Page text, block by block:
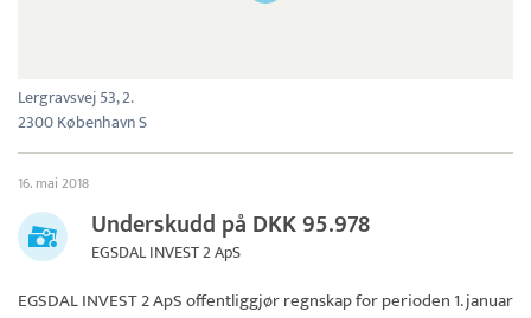
Lergravsvej 53, 2.
2300 København S
16. mai 2018
Underskudd på DKK 95.978
EGSDAL INVEST 2 ApS
EGSDAL INVEST 2 ApSoffentliggjør regnskap for perioden 1. januar